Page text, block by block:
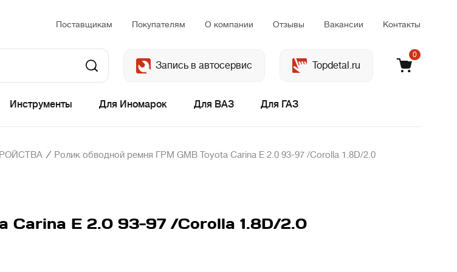
Поставщикам Покупателям О компании Отзывы Вакансии Контакты
Запись в автосервис Topdetal.ru
0
Инструменты Для Иномарок Для ВАЗ Для ГАЗ
/ Ролик обводной ремня ГРМ GMB Toyota Carina E 2.0 93-97 /Corolla 1.8D/2.0
Carina E 2.0 93-97 /Corolla 1.8D/2.0